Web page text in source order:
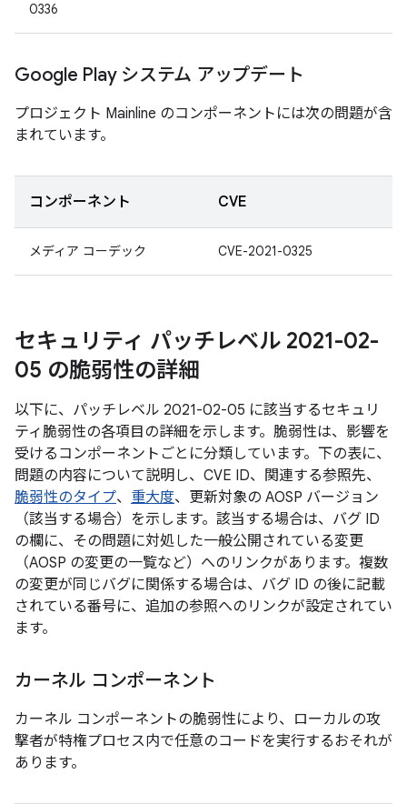
0336
Google Play システム アップデート
プロジェクト Mainline のコンポーネントには次の問題が含
まれています。
コンポーネント CVE
メディア コーデック CVE-2021-0325
セキュリティ パッチレベル 2021-02-
05 の脆弱性の詳細
以下に、パッチレベル 2021-02-05 に該当するセキュリ
ティ脆弱性の各項目の詳細を示します。脆弱性は、影響を
受けるコンポーネントごとに分類しています。下の表に、
問題の内容について説明し、CVE ID、関連する参照先、
脆弱性のタイプ、 重大度、更新対象の AOSP バージョン
（該当する場合）を示します。該当する場合は、バグ ID
の欄に、その問題に対処した一般公開されている変更
（AOSP の変更の一覧など）へのリンクがあります。複数
の変更が同じバグに関係する場合は、バグ ID の後に記載
されている番号に、追加の参照へのリンクが設定されてい
ます。
カーネル コンポーネント
カーネル コンポーネントの脆弱性により、ローカルの攻
撃者が特権プロセス内で任意のコードを実行するおそれが
あります。